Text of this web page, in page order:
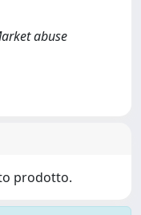
abuse
prodotto.